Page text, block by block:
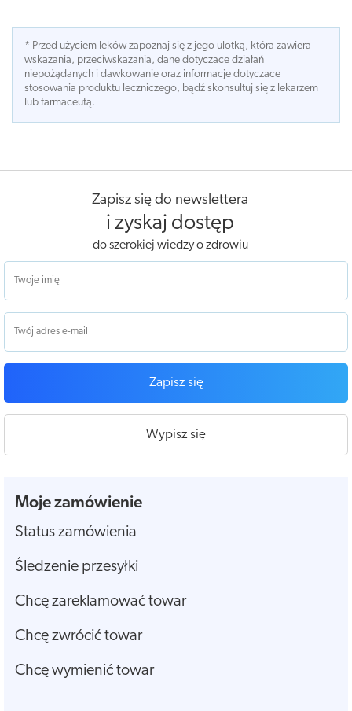
* Przed użyciem leków zapoznaj się z jego ulotką, która zawiera
wskazania, przeciwskazania, dane dotyczace działań
niepożądanych i dawkowanie oraz informacje dotyczace
stosowania produktu leczniczego, bądź skonsultuj się z lekarzem
lub farmaceutą.
Zapisz się do newslettera
i zyskaj dostęp
do szerokiej wiedzy o zdrowiu
Zapisz się
Wypisz się
Moje zamówienie
Status zamówienia
Śledzenie przesyłki
Chcę zareklamować towar
Chcę zwrócić towar
Chcę wymienić towar